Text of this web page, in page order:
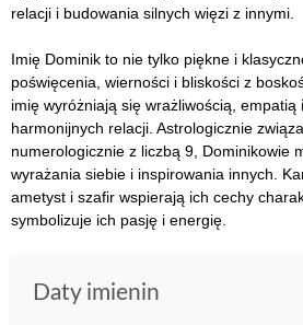
relacji i budowania silnych więzi z innymi.
Imię Dominik to nie tylko piękne i
poświęcenia, wierności i bliskości z
imię wyróżniają się wrażliwością,
harmonijnych relacji. Astrologicznie
numerologicznie z liczbą 9, Dominikowie
wyrażania siebie i inspirowania innych.
ametyst i szafir wspierają ich cechy
symbolizuje ich pasję i energię.
Daty imienin